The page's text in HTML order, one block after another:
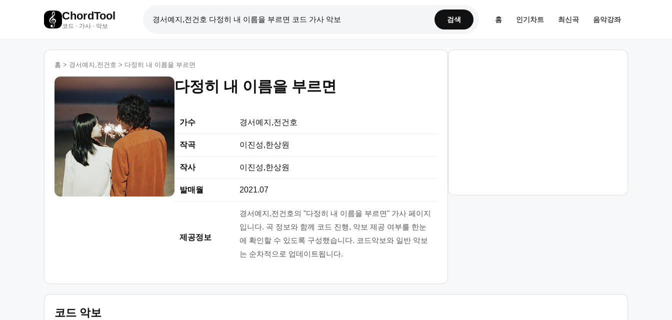
ChordTool
코드 · 가사 · 악보
검색 홈 인기차트 최신곡 음악강좌
홈 > 경서예지,전건호 > 다정히 내 이름을 부르면
다정히 내 이름을 부르면
가수 경서예지,전건호
작곡 이진성,한상원
작사 이진성,한상원
발매월 2021.07
제공정보
경서예지,전건호의 "다정히 내 이름을 부르면" 가사 페이지
입니다. 곡 정보와 함께 코드 진행, 악보 제공 여부를 한눈
에 확인할 수 있도록 구성했습니다. 코드악보와 일반 악보
는 순차적으로 업데이트됩니다.
코드 악보